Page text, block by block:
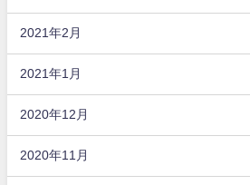
2021年2月
2021年1月
2020年12月
2020年11月